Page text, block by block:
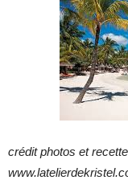
crédit photos et